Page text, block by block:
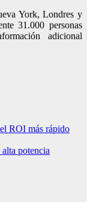
York, Londres y
31.000 personas
adicional
ROI más rápido
potencia